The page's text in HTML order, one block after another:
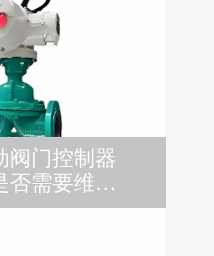
阀门控制器
否需要维修